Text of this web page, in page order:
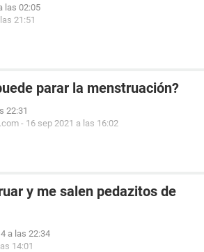
las 02:05
21:51
parar la menstruación?
22:31
- 16 sep 2021 a las 16:02
y me salen pedazitos de
a las 22:34
14:01